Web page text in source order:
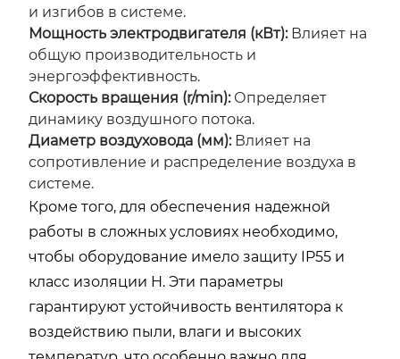
и изгибов в системе.
Мощность электродвигателя (кВт):Влияет на
общую производительность и
энергоэффективность.
Скорость вращения (r/min):Определяет
динамику воздушного потока.
Диаметр воздуховода (мм):Влияет на
сопротивление и распределение воздуха в
системе.
Кроме того, для обеспечения надежной
работы в сложных условиях необходимо,
чтобы оборудование имело защиту IP55 и
класс изоляции H. Эти параметры
гарантируют устойчивость вентилятора к
воздействию пыли, влаги и высоких